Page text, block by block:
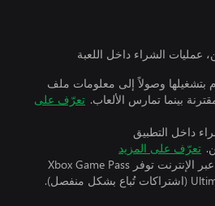
عمليات الشراء داخل اللعبة
بتشغيلها وصولاً إلى معلومات ملف
تعرّف على
داخل التطبيق
تعرّف على المزيد
تتطلب اللعبة متعددة اللاعبين عبر الإنترنت توفر Xbox Game Pass